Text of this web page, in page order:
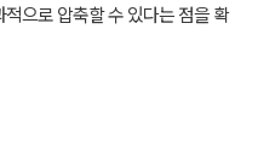
으로 압축할 수 있다는 점을 확